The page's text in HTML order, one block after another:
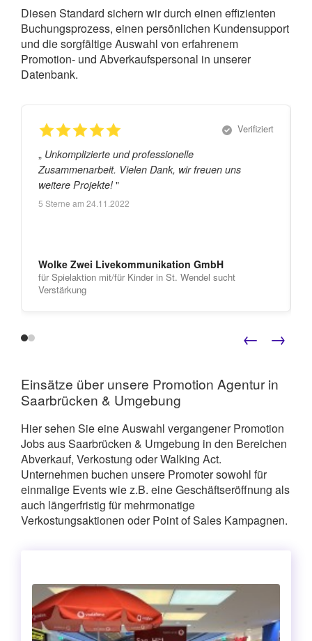
Diesen Standard sichern wir durch einen effizienten
Buchungsprozess, einen persönlichen Kundensupport
und die sorgfältige Auswahl von erfahrenem
Promotion- und Abverkaufspersonal in unserer
Datenbank.
Verifiziert
„
Zusammenarbeit. Vielen Dank, wir freuen uns
weitere Projekte! "
5 Sterne am 24.11.2022
Wolke Zwei Livekommunikation GmbH
für Spielaktion mit/für Kinder in St. Wendel sucht
Verstärkung
← →
Einsätze über unsere Promotion Agentur in
Saarbrücken & Umgebung
Hier sehen Sie eine Auswahl vergangener Promotion
Jobs aus Saarbrücken & Umgebung in den Bereichen
Abverkauf, Verkostung oder Walking Act.
Unternehmen buchen unsere Promoter sowohl für
einmalige Events wie z.B. eine Geschäftseröffnung als
auch längerfristig für mehrmonatige
Verkostungsaktionen oder Point of Sales Kampagnen.